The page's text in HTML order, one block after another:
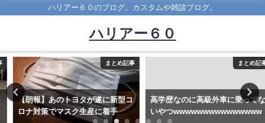
ハリアー６０のブログ。カスタムや雑談ブログ。
ハリアー６０
まとめ記事
【朗報】あのトヨタが遂に新型コ
ロナ対策でマスク生産に着手
まとめ記事
高学歴なのに高級外車に乗ってな
いやつwwwwwwwwwwwwwww